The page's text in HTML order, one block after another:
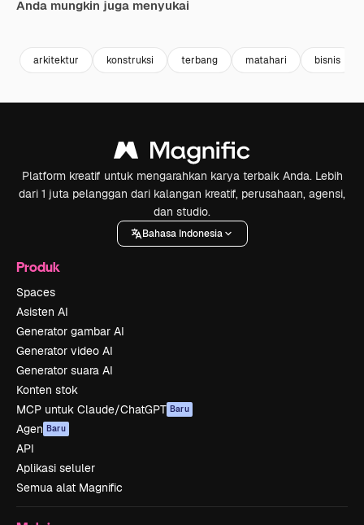
Anda mungkin juga menyukai
arkitektur konstruksi terbang matahari bisnis
Platform kreatif untuk mengarahkan karya terbaik Anda. Lebih
dari 1 juta pelanggan dari kalangan kreatif, perusahaan, agensi,
dan studio.
Bahasa Indonesia
Produk
Spaces
Asisten AI
Generator gambar AI
Generator video AI
Generator suara AI
Konten stok
MCP untuk Claude/ChatGPT Baru
Agen Baru
API
Aplikasi seluler
Semua alat Magnific